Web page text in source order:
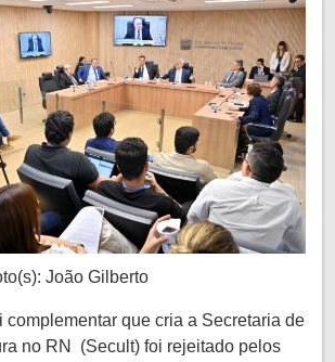
João Gilberto
complementar que cria a Secretaria de
no RN (Secult) foi rejeitado pelos